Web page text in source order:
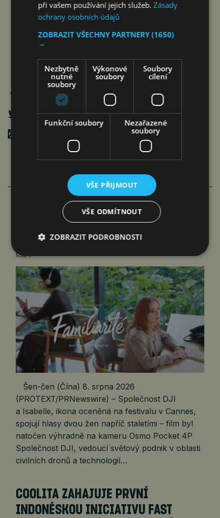
FAMILIARITÉ: POETICKÉ PROPOJENÍ
FILMU A LITERATURY
čtk
Šen-čen (Čína) 8. srpna 2026
(PROTEXT/PRNewswire) – Společnost DJI
a Isabelle, ikona oceněná na festivalu v Cannes,
spojují hlasy dvou žen napříč staletími – film byl
natočen výhradně na kameru Osmo Pocket 4P
Společnost DJI, vedoucí světový podnik v oblasti
civilních dronů a technologií…
COOLITA ZAHAJUJE PRVNÍ
INDONÉSKOU INICIATIVU FAST
při vašem používání jejich služeb.Zásady
ochrany osobních údajů
ZOBRAZIT VŠECHNY PARTNERY(1650)
→
Nezbytně
nutné
soubory
Výkonové
soubory
Soubory
cílení
Funkční soubory
Nezařazené
soubory
VŠE PŘIJMOUT
VŠE ODMÍTNOUT
ZOBRAZIT PODROBNOSTI